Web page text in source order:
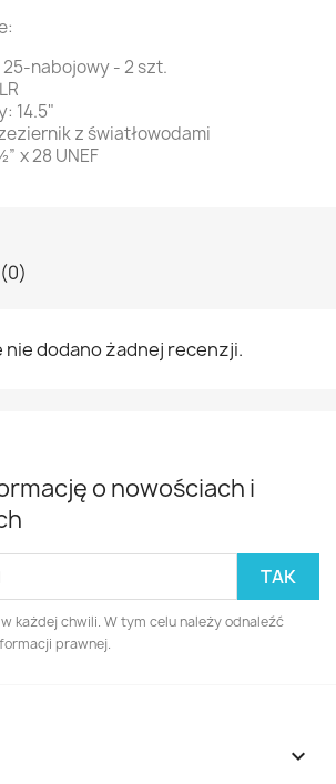
nabojowy - 2 szt.
14.5"
z światłowodami
x 28 UNEF
nie dodano żadnej recenzji.
o nowościach i
każdej chwili. W tym celu należy odnaleźć
prawnej.
